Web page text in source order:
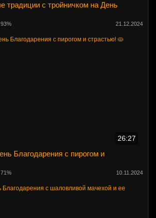
традиции с тройничком на День
93% 21.12.2024
26:27
Благодарения с пирогом и
71% 10.11.2024